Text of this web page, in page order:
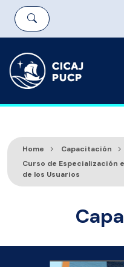
Home
Capacitación
Curso de Especialización
de los Usuarios